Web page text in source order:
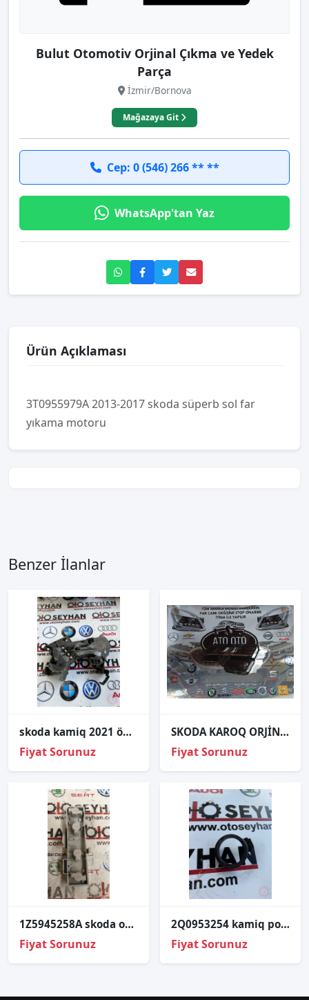
Bulut Otomotiv Orjinal Çıkma ve Yedek
Parça
İzmir/Bornova
Mağazaya Git
Cep: 0 (546) 266 ** **
WhatsApp'tan Yaz
Ürün Açıklaması
3T0955979A 2013-2017 skoda süperb sol far
yıkama motoru
Benzer İlanlar
skoda kamiq 2021 ön dış tesisat koruyucu
Fiyat Sorunuz
SKODA KAROQ ORJİNAL ÇIKMA SOL FAR
Fiyat Sorunuz
1Z5945258A skoda octavia 2005 sağ arka stop duy
Fiyat Sorunuz
2Q0953254 kamiq polo ibiza 2021 start stop immobilizer anten
Fiyat Sorunuz